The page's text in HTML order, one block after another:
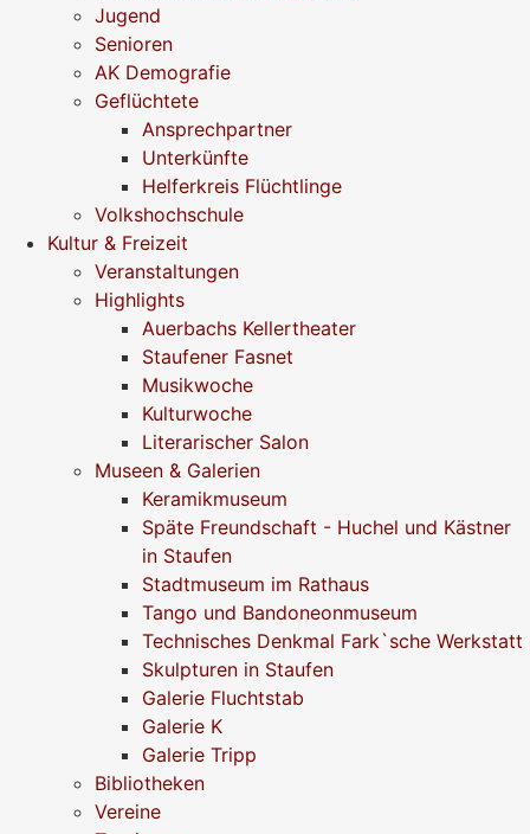
Jugend
Senioren
AK Demografie
Geflüchtete
Ansprechpartner
Unterkünfte
Helferkreis Flüchtlinge
Volkshochschule
Kultur & Freizeit
Veranstaltungen
Highlights
Auerbachs Kellertheater
Staufener Fasnet
Musikwoche
Kulturwoche
Literarischer Salon
Museen & Galerien
Keramikmuseum
Späte Freundschaft - Huchel und Kästner
in Staufen
Stadtmuseum im Rathaus
Tango und Bandoneonmuseum
Technisches Denkmal Fark`sche Werkstatt
Skulpturen in Staufen
Galerie Fluchtstab
Galerie K
Galerie Tripp
Bibliotheken
Vereine